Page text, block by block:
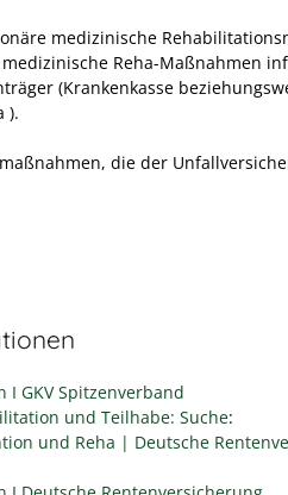
medizinische
Reha-Maßnahmen
(Krankenkasse
).
die der
GKV Spitzenverband
und Teilhabe: Suche:
und Reha | Deutsche